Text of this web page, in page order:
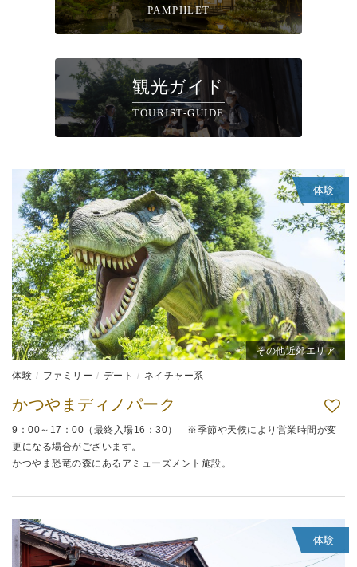
PAMPHLET
観光ガイド
TOURIST-GUIDE
体験
その他近郊エリア
体験 ファミリー デート ネイチャー系
かつやまディノパーク
9：00～17：00（最終入場16：30） ※季節や天候により営業時間が変
更になる場合がございます。
かつやま恐竜の森にあるアミューズメント施設。
体験